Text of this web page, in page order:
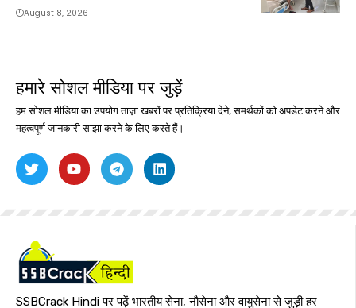
August 8, 2026
हमारे सोशल मीडिया पर जुड़ें
हम सोशल मीडिया का उपयोग ताज़ा खबरों पर प्रतिक्रिया देने, समर्थकों को अपडेट करने और
महत्वपूर्ण जानकारी साझा करने के लिए करते हैं।
SSBCrack Hindi पर पढ़ें भारतीय सेना, नौसेना और वायुसेना से जुड़ी हर